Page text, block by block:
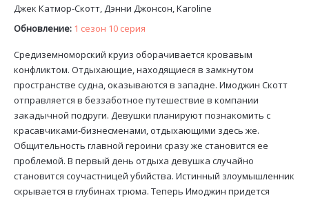
Джек Катмор-Скотт, Дэнни Джонсон, Karoline
Обновление: 1 сезон 10 серия
Средиземноморский круиз оборачивается кровавым
конфликтом. Отдыхающие, находящиеся в замкнутом
пространстве судна, оказываются в западне. Имоджин Скотт
отправляется в беззаботное путешествие в компании
закадычной подруги. Девушки планируют познакомить с
красавчиками-бизнесменами, отдыхающими здесь же.
Общительность главной героини сразу же становится ее
проблемой. В первый день отдыха девушка случайно
становится соучастницей убийства. Истинный злоумышленник
скрывается в глубинах трюма. Теперь Имоджин придется